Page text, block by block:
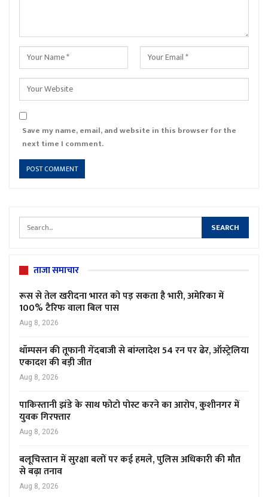
Save my name, email, and website in this browser for the
next time I comment.
ताजा समाचार
रूस से तेल खरीदना भारत को पड़ सकता है भारी, अमेरिका में
100% टैरिफ वाला बिल पास
Aug 8, 2026
थॉम्पसन की तूफानी गेंदबाजी से बांग्लादेश 54 रन पर ढेर, ऑस्ट्रेलिया
एकादश की बड़ी जीत
Aug 8, 2026
पाकिस्तानी झंडे के साथ फोटो पोस्ट करने का आरोप, कुशीनगर में
युवक गिरफ्तार
Aug 8, 2026
बलूचिस्तान में सुरक्षा बलों पर कई हमले, पुलिस अधिकारी की मौत
से बढ़ा तनाव
Aug 8, 2026